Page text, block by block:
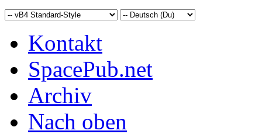
Kontakt
SpacePub.net
Archiv
Nach oben